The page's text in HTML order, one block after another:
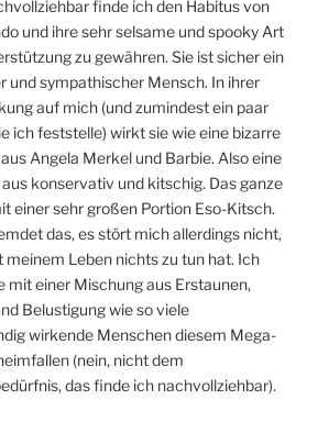
finde ich den Habitus von
und ihre sehr selsame und spooky Art
zu gewähren. Sie ist sicher ein
und sympathischer Mensch. In ihrer
auf mich (und zumindest ein paar
ich feststelle) wirkt sie wie eine bizarre
Angela Merkel und Barbie. Also eine
konservativ und kitschig. Das ganze
einer sehr großen Portion Eso-Kitsch.
das, es stört mich allerdings nicht,
meinem Leben nichts zu tun hat. Ich
mit einer Mischung aus Erstaunen,
Belustigung wie so viele
wirkende Menschen diesem Mega-
(nein, nicht dem
das finde ich nachvollziehbar).